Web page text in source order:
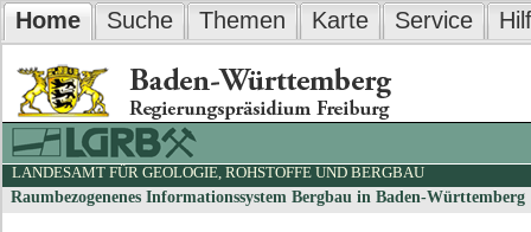
Home Suche Themen Karte Service
LANDESAMT FÜR GEOLOGIE, ROHSTOFFE UND BERGBAU
Raumbezogenenes Informationssystem Bergbau in Baden-Württemberg